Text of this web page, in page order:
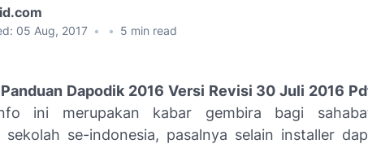
05 Aug, 2017 • • 5 min read
Dapodik 2016 Versi Revisi 30 Juli 2016
ini merupakan kabar gembira bagi
sekolah se-indonesia, pasalnya selain installer